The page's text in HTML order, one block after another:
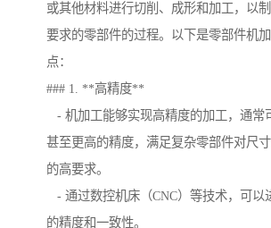
或其他材料进行切削、成形和加工，以
要求的零部件的过程。以下是零部件机
点：
### 1. **高精度**
- 机加工能够实现高精度的加工，通常
甚至更高的精度，满足复杂零部件对尺
的高要求。
- 通过数控机床（CNC）等技术，可以
的精度和一致性。